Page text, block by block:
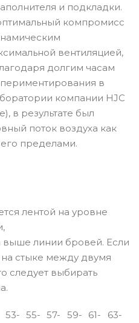
и подкладки.
компромисс
вентиляцией,
долгим часам
в
компании HJC
в результате был
поток воздуха как
пределами.
лентой на уровне
выше линии бровей. Если
стыке между двумя
следует выбирать
53- 55- 57- 59- 61- 63-